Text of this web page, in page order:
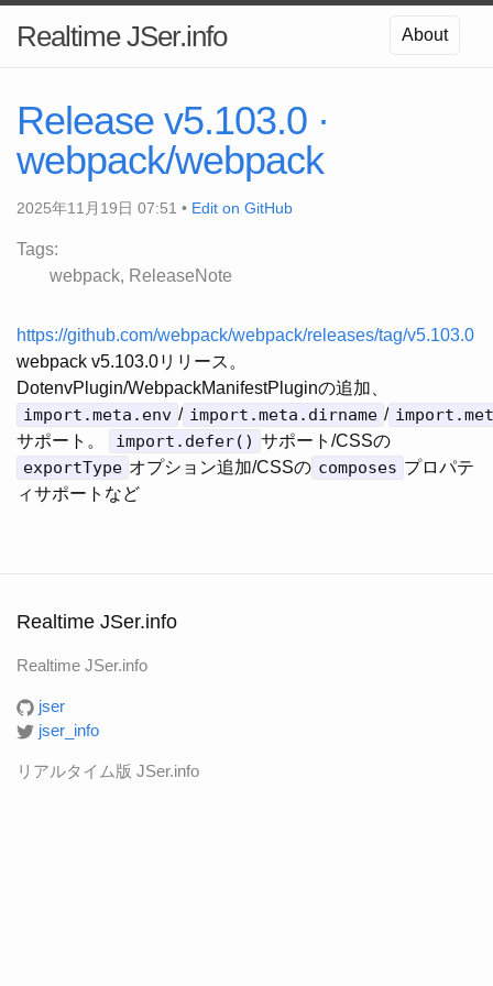
Realtime JSer.info About
Release v5.103.0 ·
webpack/webpack
2025年11月19日 07:51 • Edit on GitHub
Tags:
webpack
ReleaseNote
https://github.com/webpack/webpack/releases/tag/v5.103.0
webpack v5.103.0リリース。
DotenvPlugin/WebpackManifestPluginの追加、
import.meta.env / import.meta.dirname /
サポート。 import.defer() サポート/CSSの
exportType オプション追加/CSSの composes プロパテ
ィサポートなど
Realtime JSer.info
Realtime JSer.info
jser
jser_info
リアルタイム版 JSer.info